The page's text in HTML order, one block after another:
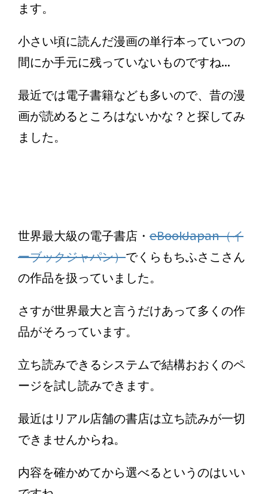
ます。
小さい頃に読んだ漫画の単行本っていつの
間にか手元に残っていないものですね...
最近では電子書籍なども多いので、昔の漫
画が読めるところはないかな？と探してみ
ました。
世界最大級の電子書店・ eBookJapan（イ
ーブックジャパン）でくらもちふさこさん
の作品を扱っていました。
さすが世界最大と言うだけあって多くの作
品がそろっています。
立ち読みできるシステムで結構おおくのペ
ージを試し読みできます。
最近はリアル店舗の書店は立ち読みが一切
できませんからね。
内容を確かめてから選べるというのはいい